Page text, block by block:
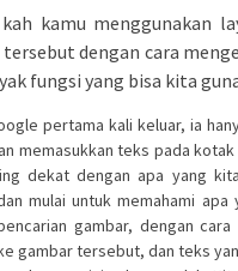
kamu menggunakan
tersebut dengan cara
fungsi yang bisa kita
pertama kali keluar, ia
memasukkan teks pada
dekat dengan apa yang
mulai untuk memahami apa
gambar, dengan
gambar tersebut, dan teks